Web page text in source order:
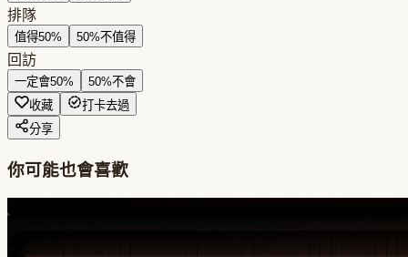
排隊
值得50% 50%不值得
回訪
一定會50% 50%不會
收藏
打卡去過
分享
你可能也會喜歡